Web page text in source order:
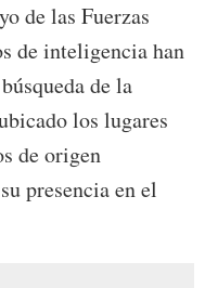
de las Fuerzas
de inteligencia han
de la
los lugares
de origen
presencia en el